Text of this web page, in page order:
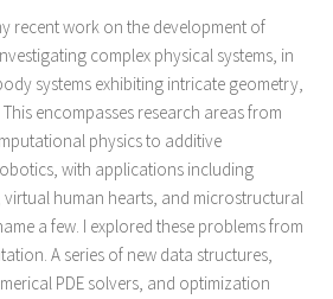
recent work on the development of
complex physical systems, in
systems exhibiting intricate geometry,
encompasses research areas from
physics to additive
with applications including
human hearts, and microstructural
a few. I explored these problems from
A series of new data structures,
PDE solvers, and optimization